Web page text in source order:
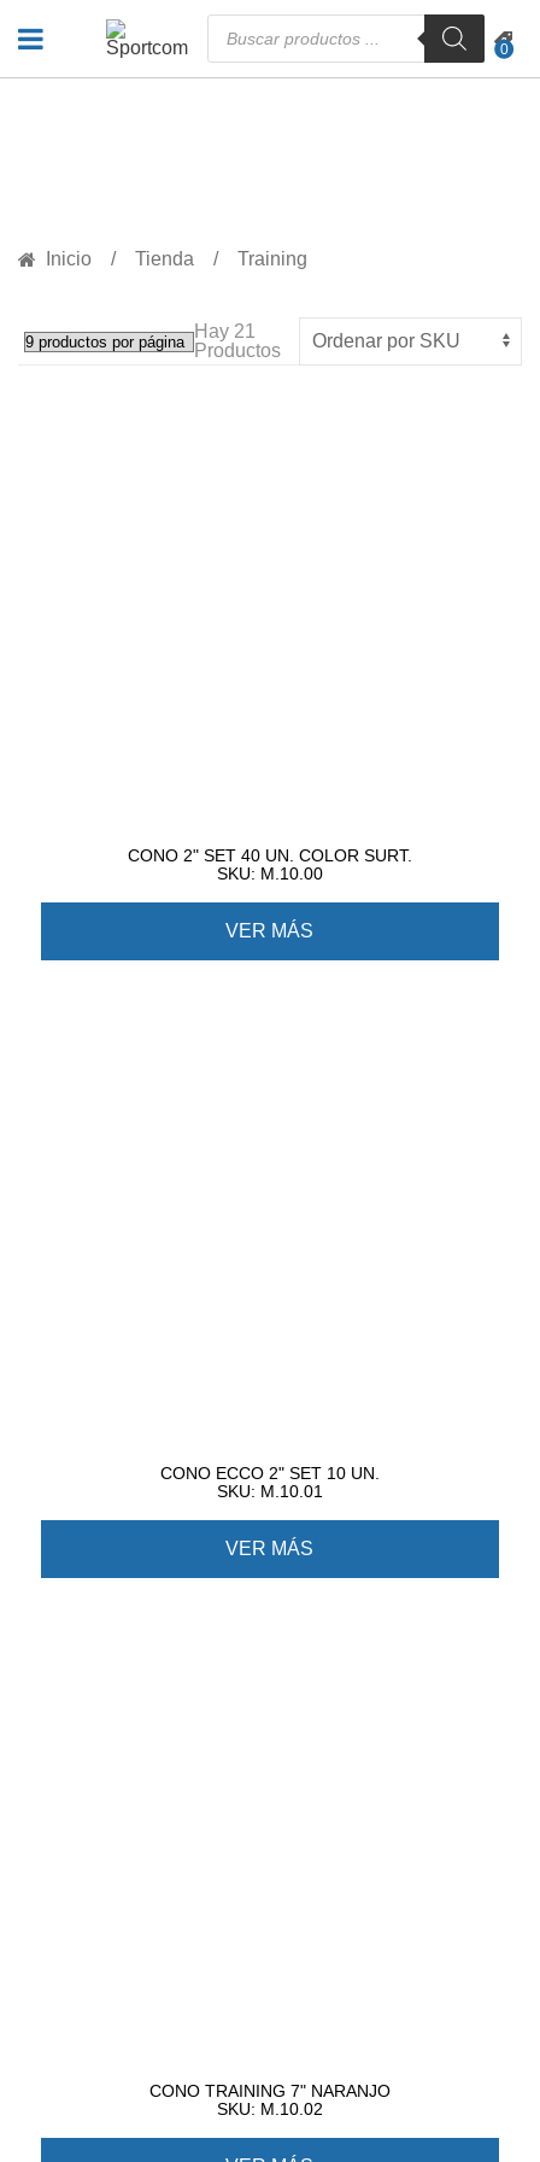
Búsqueda
de
productos
0
Inicio Tienda Training
Hay 21
Productos
CONO 2" SET 40 UN. COLOR SURT.
SKU: M.10.00
VER MÁS
CONO ECCO 2" SET 10 UN.
SKU: M.10.01
VER MÁS
CONO TRAINING 7" NARANJO
SKU: M.10.02